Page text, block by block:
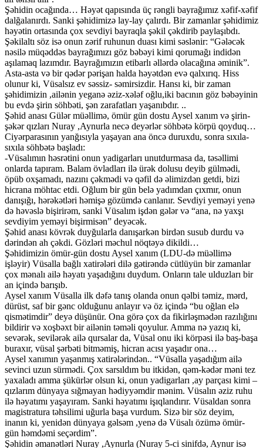
Şəhidin ocağında… Həyət qapısında üç rəngli bayrağımız xəfif-xəfif
dalğalanırdı. Sanki şəhidimizə lay-lay çalırdı. Bir zamanlar şəhidimiz
həyətin ortasında çox sevdiyi bayraqla şəkil çəkdirib paylaşıbdı.
Şəkilaltı söz isə onun zərif ruhunun duası kimi səslənir: “Gələcək
nəsilə müqəddəs bayrağımızı göz bəbəyi kimi qorumağı indidən
aşılamaq lazımdır. Bayrağımızın etibarlı əllərdə olacağına əminik”.
Asta-asta və bir qədər pərişan halda həyətdən evə qalxırıq. Hiss
olunur ki, Vüsalsız ev səssiz- səmirsizdir. Hansı ki, bir zaman
şəhidimizin ,ailənin yeganə əziz-xələf oğlu,iki bacının göz bəbəyinin
bu evdə şirin söhbəti, şən zarafatları yaşanıbdır. ..
Şəhid anası Gülər müəllimə, ömür gün dostu Aysel xanım və şirin-
şəkər qızları Nuray ,Aynurla necə deyərlər söhbətə körpü qoyduq…
Ciyərparasının yanğısıyla yaşayan ana öncə duruxdu, sonra sıxıla-
sıxıla söhbətə başladı:
-Vüsalımın həsrətini onun yadigarları unutdurmasa da, təsəllimi
onlarda tapıram. Balam övladları ilə ürək dolusu deyib gülmədi,
öpüb oxşamadı, nazını çəkmədi və qəfil də əlimizdən getdi, bizi
hicrana möhtac etdi. Oğlum bir gün belə yadımdan çıxmır, onun
danışığı, hərəkətləri həmişə gözümdə canlanır. Sevdiyi yeməyi yenə
də həvəslə bişirirəm, sanki Vüsalım işdən gələr və “ana, nə yaxşı
sevdiyim yeməyi bişirmisən” deyəcək.
Şəhid anası kövrək duyğularla danışarkən birdən susub durdu və
dərindən ah çəkdi. Gözləri məchul nöqtəyə dikildi…
Şəhidimizin ömür-gün dostu Aysel xanım (LDU-də müəllimə
işləyir) Vüsalla bağlı xatirələri dilə gətirəndə cütlüyün bir zamanlar
çox mənalı ailə həyatı yaşadığını duydum. Onların tale ulduzları bir
an içində barışıb.
Aysel xanım Vüsalla ilk dəfə tanış olanda onun qəlbi təmiz, mərd,
dürüst, saf bir gənc olduğunu anlayır və öz içində “bu oğlan elə
qismətimdir” deyə düşünür. Ona görə çox da fikirləşmədən razılığını
bildirir və xoşbəxt bir ailənin təməli qoyulur. Amma nə yazıq ki,
sevərək, sevilərək ailə qursalar da, Vüsal onu iki körpəsi ilə baş-başa
buraxır, vüsal şərbəti bitməmiş, hicran acısı yaşadır ona…
Aysel xanımın yaşanmış xatirələrindən.. “Vüsalla yaşadığım ailə
sevinci uzun sürmədi. Çox sarsıldım bu itkidən, qəm-kədər məni tez
yaxaladı amma şükürlər olsun ki, onun yadigarları ,ay parçası kimi –
qızlarım dünyaya sığmayan hədiyyəmdir mənim. Vüsalın əziz ruhu
ilə həyatımı yaşayıram. Sanki həyatımı işıqlandırır. Vüsaldan sonra
magistratura təhsilimi uğurla başa vurdum. Sizə bir söz deyim,
inanın ki, yenidən dünyaya gəlsəm ,yenə də Vüsalı özümə ömür-
gün həmdəmi seçərdim”.
Şəhidin əmanətləri Nuray ,Aynurla (Nuray 5-ci sinifdə, Aynur isə